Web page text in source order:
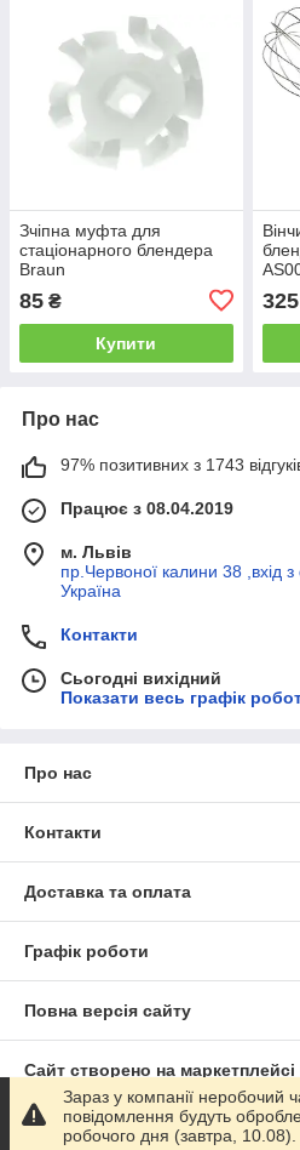
Зчіпна муфта для
стаціонарного блендера
Braun
85 ₴
Купити
325
Про нас
97% позитивних з 1743
Працює з 08.04.2019
м. Львів
пр.Червоної калини 38 ,вхід з
Україна
Контакти
Сьогодні вихідний
Показати весь графік
Про нас
Контакти
Доставка та оплата
Графік роботи
Повна версія сайту
Сайт створено на маркетплейсі
Політика конфіденційності
Зараз у компанії неробочий
повідомлення будуть
робочого дня (завтра, 10.08).